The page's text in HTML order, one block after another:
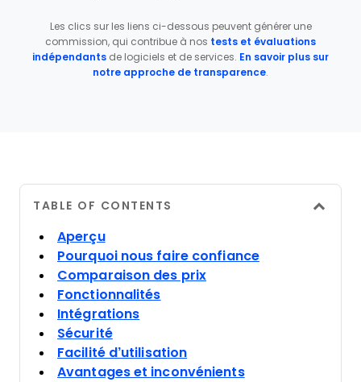
Les clics sur les liens ci-dessous peuvent générer une
commission, qui contribue à nos tests et évaluations
indépendants de logiciels et de services. En savoir plus sur
notre approche de transparence.
TABLE OF CONTENTS
Aperçu
Pourquoi nous faire confiance
Comparaison des prix
Fonctionnalités
Intégrations
Sécurité
Facilité d’utilisation
Avantages et inconvénients